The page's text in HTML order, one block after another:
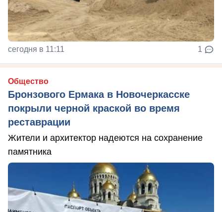
сегодня в 11:11 1
Общество
Бронзового Ермака в Новочеркасске
покрыли черной краской во время
реставрации
Жители и архитектор надеются на сохранение
памятника